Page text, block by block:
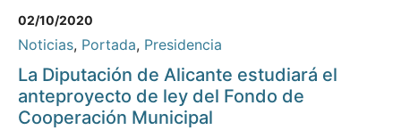
02/10/2020
Noticias, Portada, Presidencia
La Diputación de Alicante estudiará el
anteproyecto de ley del Fondo de
Cooperación Municipal